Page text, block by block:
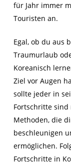
für Jahr immer
Touristen an.
Egal, ob du aus
Traumurlaub
Koreanisch
Ziel vor Augen
sollte jeder in
Fortschritte
Methoden, die
beschleunigen
ermöglichen.
Fortschritte in